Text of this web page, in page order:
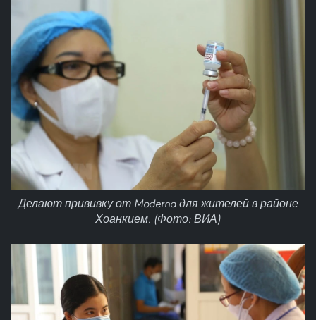
Делают прививку от Moderna для жителей в районе
Хоанкием. (Фото: ВИА)